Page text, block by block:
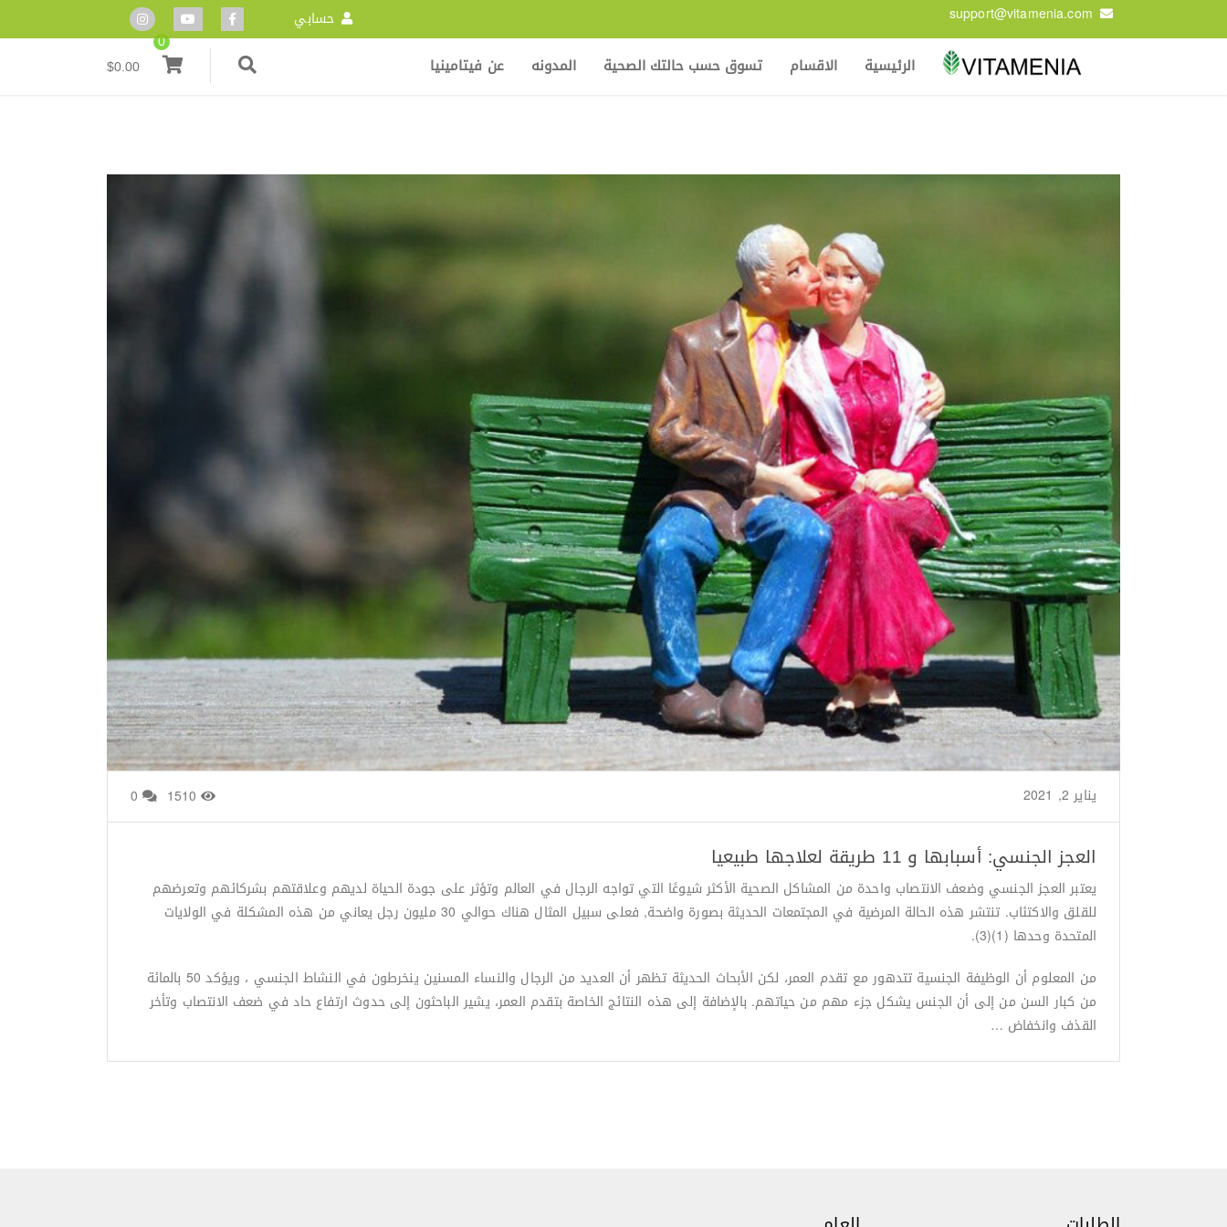
support@vitamenia.com حسابي
الرئيسية الاقسام تسوق حسب حالتك الصحية المدونه عن فيتامينيا
0
$0.00
يناير 2, 2021 1510
0
العجز الجنسي: أسبابها و 11 طريقة لعلاجها طبيعيا
يعتبر العجز الجنسي وضعف الانتصاب واحدة من المشاكل الصحية الأكثر شيوعًا التي تواجه الرجال في العالم وتؤثر على جودة الحياة لديهم وعلاقتهم بشركائهم وتعرضهم
للقلق والاكتئاب. تنتشر هذه الحالة المرضية في المجتمعات الحديثة بصورة واضحة, فعلى سبيل المثال هناك حوالي 30 مليون رجل يعاني من هذه المشكلة في الولايات
المتحدة وحدها (1)(3).
من المعلوم أن الوظيفة الجنسية تتدهور مع تقدم العمر، لكن الأبحاث الحديثة تظهر أن العديد من الرجال والنساء المسنين ينخرطون في النشاط الجنسي ، ويؤكد 50 ​​بالمائة
من كبار السن من إلى أن الجنس يشكل جزء مهم من حياتهم. بالإضافة إلى هذه النتائج الخاصة بتقدم العمر، يشير الباحثون إلى حدوث ارتفاع حاد في ضعف الانتصاب وتأخر
القذف وانخفاض …